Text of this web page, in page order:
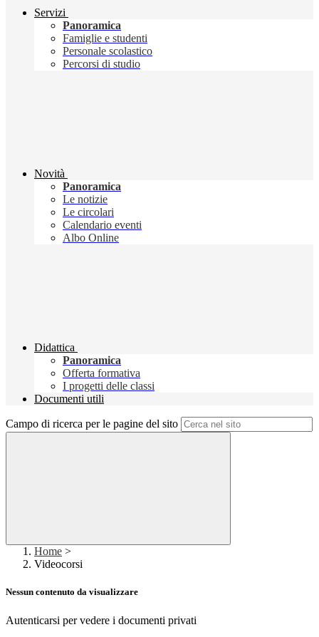
Servizi
Panoramica
Famiglie e studenti
Personale scolastico
Percorsi di studio
Novità
Panoramica
Le notizie
Le circolari
Calendario eventi
Albo Online
Didattica
Panoramica
Offerta formativa
I progetti delle classi
Documenti utili
Campo di ricerca per le pagine del sito
Home >
Videocorsi
Nessun contenuto da visualizzare
Autenticarsi per vedere i documenti privati